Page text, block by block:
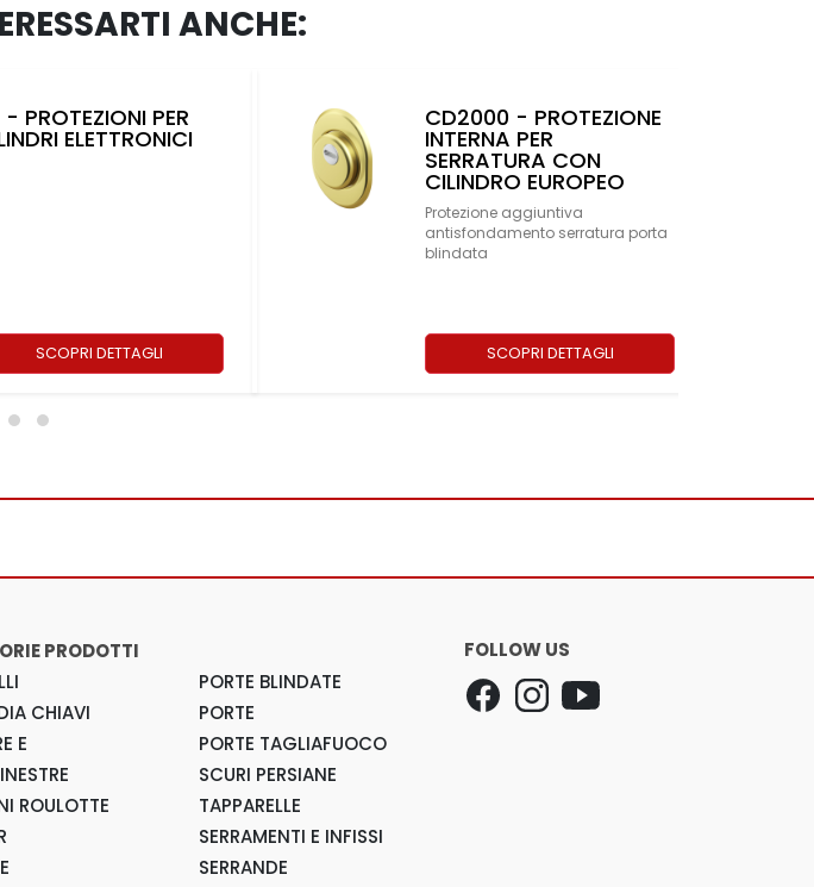
ANCHE:
- PROTEZIONE
PER
SCOPRI DETTAGLI
ROK SFERIK BDS -
PROTETTORE
SERRATURA PER PORTE
BLINDATE E PORTONCINI
IN LEGNO - CLASSE 4
Protezione meccanica
semisferica Sferik in acciaio
SCOPRI DETTAGLI
PRODOTTI
CHIAVI
E
ROULOTTE
PORTE BLINDATE
PORTE
PORTE TAGLIAFUOCO
SCURI PERSIANE
TAPPARELLE
SERRAMENTI E INFISSI
SERRANDE
FOLLOW US